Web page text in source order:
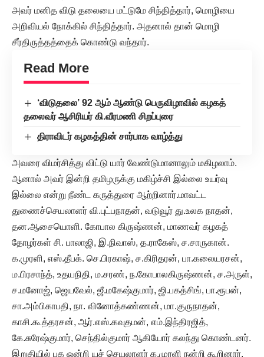
அவர் மனித விடு தலையை மட்டுமே சிந்தித்தார், மொழியை
அறிவியல் நோக்கில் சிந்தித்தார். அதனால் தான் மொழி
சீர்திருத்தத்தைக் கொண்டு வந்தார்.
Read More
‘விடுதலை’ 92 ஆம் ஆண்டு பெருவிழாவில் கழகத்
தலைவர் ஆசிரியர் கி.வீரமணி சிறப்புரை
திராவிடர் கழகத்தின் சார்பாக வாழ்த்து
அவரை விமர்சித்து விட்டு யார் வேண்டுமானாலும் மகிழலாம்.
ஆனால் அவர் இன்றி தமிழருக்கு மகிழ்ச்சி இல்லை உயர்வு
இல்லை என்று நீண்ட கருத்துரை ஆற்றினார்.மாவட்ட
துணைச்செயலாளர் வி.புட்பநாதன், வடுவூர் து.உலக நாதன்,
தன.ஆசையொளி. கோபால கிருஷ்ணன், மாணவர் கழகத்
தோழர்கள் சி. பாலாஜி, இ.நிவாஸ், த.ராகேஸ், ச.சாருகான்.
க.முரளி, எஸ்.தீபக். செ.பிரகாஷ், ச.கிரிதரன், பா.கலையரசன்,
ம.பிரசாந்த், உதயநிதி, ம.சரண், ந.கோபாலகிருஷ்ணன், ச.அருள்,
ச.மனோஜ், ஜெயவேல், ஜீ.மகேஷ்குமார், ஜி.பகத்சிங், பா.ரூபன்,
சா.அம்பிகாபதி, நா. வினோத்கண்ணன், மா.குருநாதன்,
காசி.கூத்தரசன், ஆர்.எஸ்.கவுதமன், எம்.இந்திரஜித்,
கே.சுரேஷ்குமார், செந்தில்குமார் ஆகியோர் கலந்து கொண்டனர்.
இறுதியில் பக ஒன்றி யச் செயலாளர் க.முரளி நன்றி கூறினார்.